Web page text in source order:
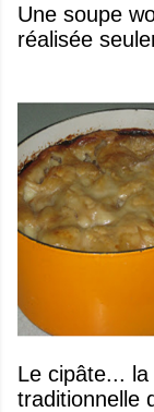
Une soupe
réalisée
Le cipâte...
traditionnelle